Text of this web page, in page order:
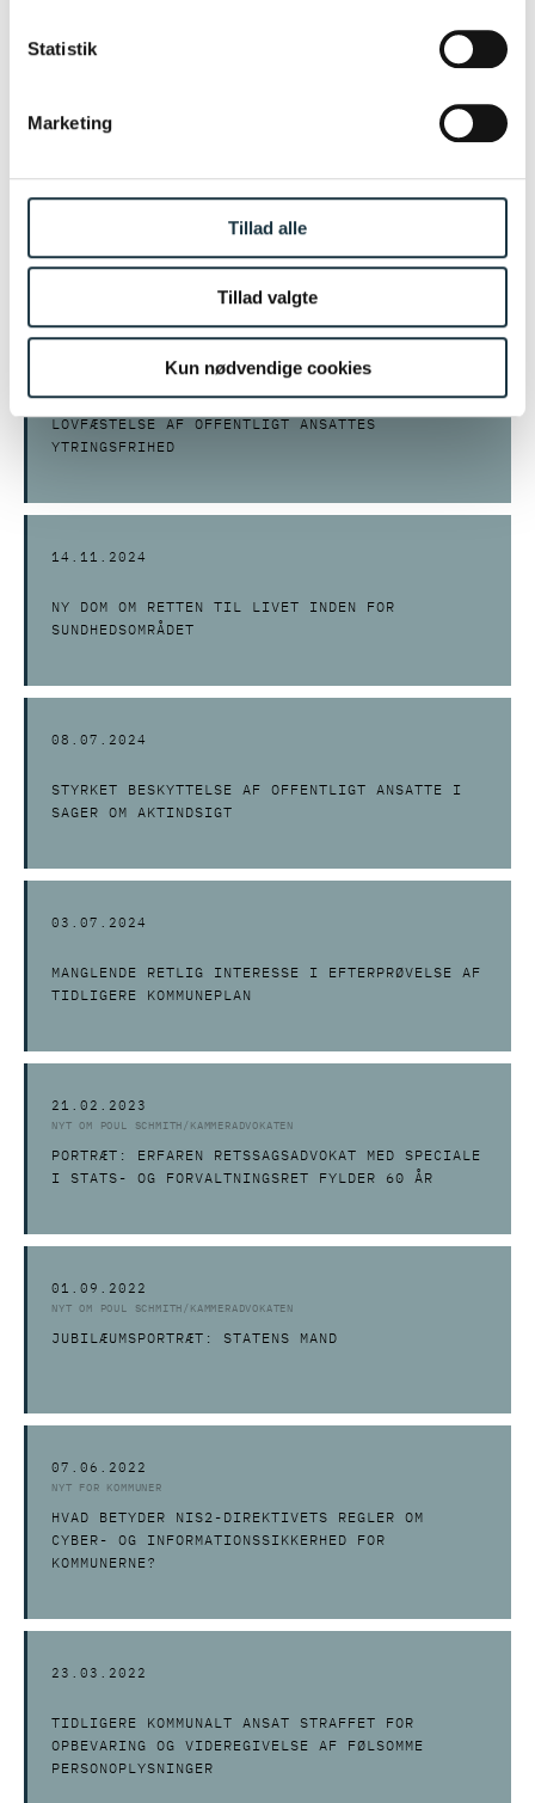
Statistik
Marketing
Tillad alle
Tillad valgte
Kun nødvendige cookies
DE FORVALTNINGSRETLIGE RAMMER FOR OFFENTLIGE
EJENDOMME VED HJEMFALDSDEKLARATIONER
LOVFÆSTELSE AF OFFENTLIGT ANSATTES
YTRINGSFRIHED
14.11.2024
NY DOM OM RETTEN TIL LIVET INDEN FOR
SUNDHEDSOMRÅDET
08.07.2024
STYRKET BESKYTTELSE AF OFFENTLIGT ANSATTE I
SAGER OM AKTINDSIGT
03.07.2024
MANGLENDE RETLIG INTERESSE I EFTERPRØVELSE AF
TIDLIGERE KOMMUNEPLAN
21.02.2023
NYT OM POUL SCHMITH/KAMMERADVOKATEN
PORTRÆT: ERFAREN RETSSAGSADVOKAT MED SPECIALE
I STATS- OG FORVALTNINGSRET FYLDER 60 ÅR
01.09.2022
NYT OM POUL SCHMITH/KAMMERADVOKATEN
JUBILÆUMSPORTRÆT: STATENS MAND
07.06.2022
NYT FOR KOMMUNER
HVAD BETYDER NIS2-DIREKTIVETS REGLER OM
CYBER- OG INFORMATIONSSIKKERHED FOR
KOMMUNERNE?
23.03.2022
TIDLIGERE KOMMUNALT ANSAT STRAFFET FOR
OPBEVARING OG VIDEREGIVELSE AF FØLSOMME
PERSONOPLYSNINGER